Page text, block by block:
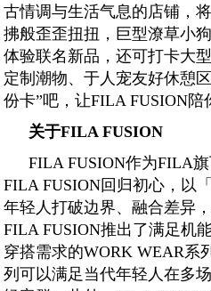
古情调与生活气息的店铺，
拂般歪歪扭扭，巨型潦草小
体验联名新品，还可打卡大
定制潮物、于人宠友好休憩
份卡”吧，让FILA FUSION陪
关于FILA FUSION
FILA FUSION作为FILA
FILA FUSION回归初心，以
年轻人打破边界、融合差异
FILA FUSION推出了满足机
穿搭需求的WORK WEAR系
列可以满足当代年轻人在多